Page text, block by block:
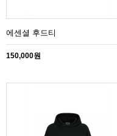
에센셜 후드티
150,000원